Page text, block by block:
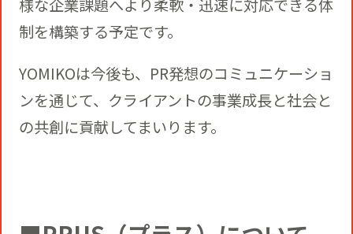
様な企業課題へより柔軟・迅速に対応できる体
制を構築する予定です。
YOMIKOは今後も、PR発想のコミュニケーショ
ンを通じて、クライアントの事業成長と社会と
の共創に貢献してまいります。